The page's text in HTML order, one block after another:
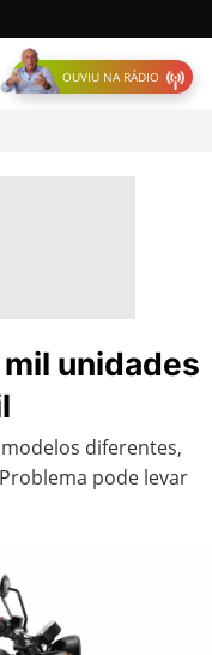
OUVIU NA RÁDIO
unidades
diferentes,
pode levar